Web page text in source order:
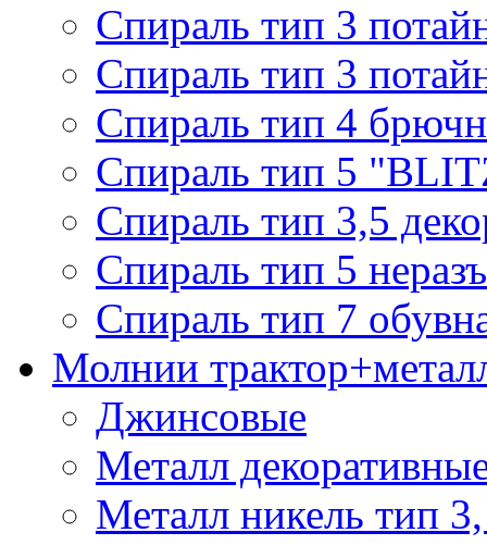
Спираль тип 3
Спираль тип 3
Спираль тип 4
Спираль тип 5
Спираль тип 3,5
Спираль тип 5
Спираль тип 7
Молнии
Джинсовые
Металл
Металл никель тип